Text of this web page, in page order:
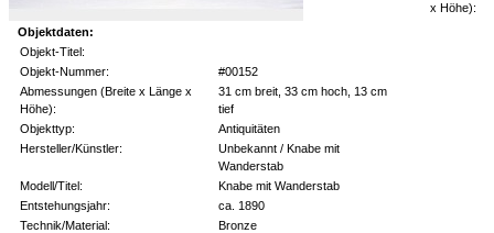
Objektdaten:
Objekt-Titel:
Objekt-Nummer:
#00152
Abmessungen (Breite x Länge x
Höhe):
31 cm breit, 33 cm hoch, 13 cm
tief
Objekttyp:
Antiquitäten
Hersteller/Künstler:
Unbekannt / Knabe mit
Wanderstab
Modell/Titel:
Knabe mit Wanderstab
Entstehungsjahr:
ca. 1890
Technik/Material:
Bronze
x Höhe):